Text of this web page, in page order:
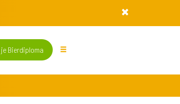
je Bierdiploma